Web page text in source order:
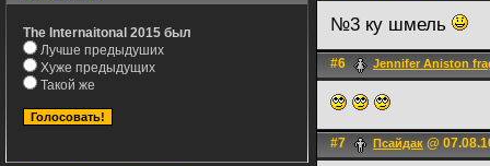
The Internaitonal 2015 был
Лучше предыдуших
Хуже предыдущих
Такой же
№3 ку шмель
#6 Jennifer Aniston
#7 Псайдак @